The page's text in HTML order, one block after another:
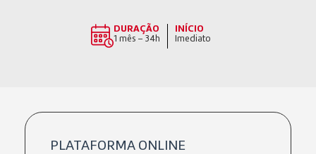
DURAÇÃO
1 mês – 34h
INÍCIO
Imediato
PLATAFORMA ONLINE